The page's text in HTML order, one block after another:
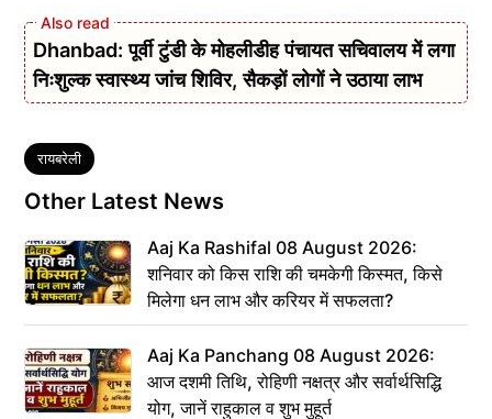
Dhanbad: पूर्वी टुंडी के मोहलीडीह पंचायत सचिवालय में लगा
निःशुल्क स्वास्थ्य जांच शिविर, सैकड़ों लोगों ने उठाया लाभ
Tags
रायबरेली
Other Latest News
Aaj Ka Rashifal 08 August 2026:
शनिवार को किस राशि की चमकेगी किस्मत, किसे
मिलेगा धन लाभ और करियर में सफलता?
Aaj Ka Panchang 08 August 2026:
आज दशमी तिथि, रोहिणी नक्षत्र और सर्वार्थसिद्धि
योग, जानें राहुकाल व शुभ मुहूर्त